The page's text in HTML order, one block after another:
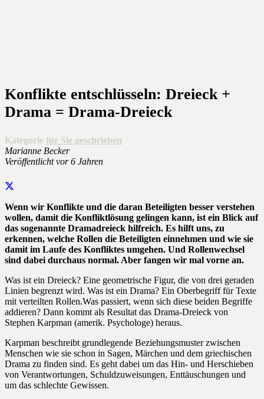
Konflikte entschlüsseln: Dreieck +
Drama = Drama-Dreieck
Kategorie für Sie geschrieben
Marianne Becker
Veröffentlichtvor 6 Jahren
Wenn wir Konflikte und die daran Beteiligten besser verstehen
wollen, damit die Konfliktlösung gelingen kann, ist ein Blick auf
das sogenannte Dramadreieck hilfreich. Es hilft uns, zu
erkennen, welche Rollen die Beteiligten einnehmen und wie sie
damit im Laufe des Konfliktes umgehen. Und Rollenwechsel
sind dabei durchaus normal. Aber fangen wir mal vorne an.
Was ist ein Dreieck? Eine geometrische Figur, die von drei geraden
Linien begrenzt wird. Was ist ein Drama? Ein Oberbegriff für Texte
mit verteilten Rollen.Was passiert, wenn sich diese beiden Begriffe
addieren? Dann kommt als Resultat das Drama-Dreieck von
Stephen Karpman (amerik. Psychologe) heraus.
Karpman beschreibt grundlegende Beziehungsmuster zwischen
Menschen wie sie schon in Sagen, Märchen und dem griechischen
Drama zu finden sind. Es geht dabei um das Hin- und Herschieben
von Verantwortungen, Schuldzuweisungen, Enttäuschungen und
um das schlechte Gewissen.